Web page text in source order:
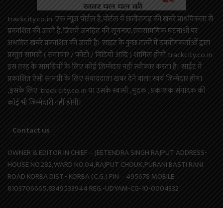
trackcity.co.in एक न्यूज़ पोर्टल है,पोर्टल में छत्तीसगढ़ की खबरें प्राथमिकता से
प्रकाशित की जाती है,जिसमें जनहित की सूचनाएं,समसामयिक घटनाओं पर
अधारित खबरें प्रकाशित की जाती है। साइट के कुछ तत्वों में उपयोगकर्ताओं द्वारा
प्रस्तुत सामग्री ( समाचार / फोटो / विडियो आदि ) शामिल होगी.trackcity.co.in
इस तरह के सामग्रियों के लिए कोई ज़िम्मेदार नहीं स्वीकार करता है। साईट में
प्रकाशित ऐसी सामग्री के लिए संवाददाता खबर देने वाला स्वयं जिम्मेदार होगा
,इसके लिए track city.co.in या उसके स्वामी ,मुद्रक , प्रकाशक संपादक की
कोई भी जिम्मेदारी नहीं होगी।
Contact us
OWNER & EDITOR IN CHIEF – JEETENDRA SINGH RAJPUT ADDRESS-
HOUSE NO.282,WARD NO.04,RAJPUT CHOUK,PURANI BASTI RANI
ROAD KORBA DIST.- KORBA (C.G.) PIN – 495678 MOBILE –
8103706665,8349533944 REG.-UDYAM-CG-10-0004332